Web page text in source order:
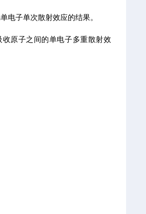
电子单次散射效应的结果。
原子之间的单电子多重散射效